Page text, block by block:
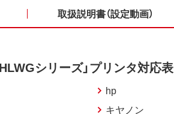
取扱説明書（設定動画）
シリーズ」プリンタ対応表
hp
キヤノン